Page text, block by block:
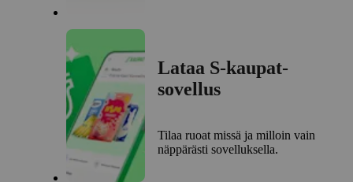
Lataa S-kaupat-
sovellus
Tilaa ruoat missä ja milloin vain
näppärästi sovelluksella.